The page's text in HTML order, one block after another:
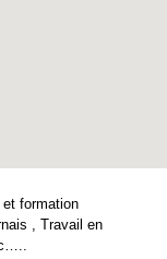
formation
, Travail en